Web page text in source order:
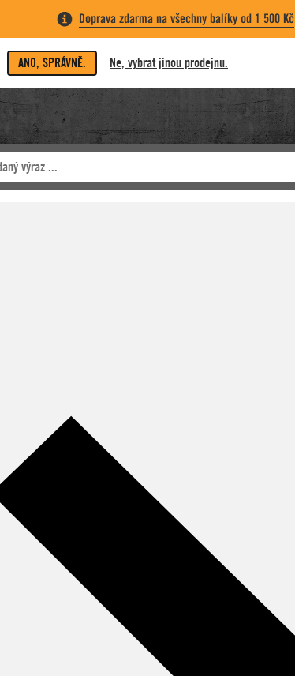
Doprava zdarma na všechny balíky od 1 500 Kč
ANO, SPRÁVNĚ. Ne, vybrat jinou prodejnu.